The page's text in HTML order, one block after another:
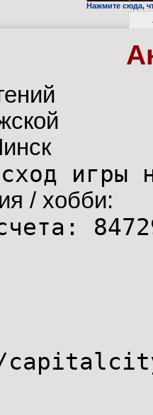
Нажмите сюда,
игры
/ хобби: